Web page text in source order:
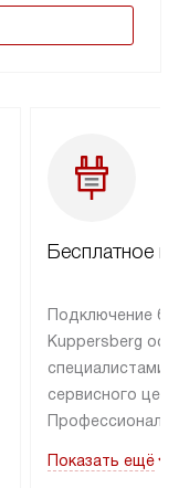
Бесплатное
Подключение
Kuppersberg
специалистами
сервисного
эксплуатации
Показать ещё